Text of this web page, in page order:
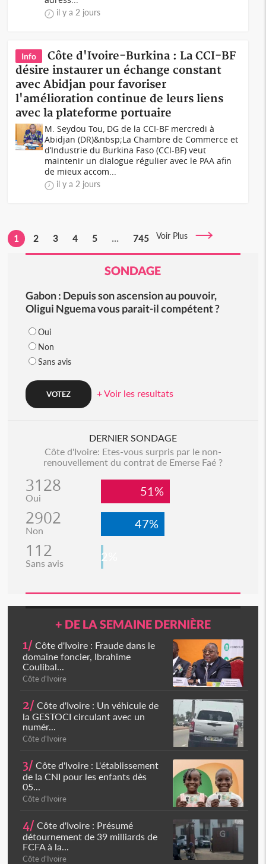
il y a 2 jours
Info
Côte d'Ivoire-Burkina : La CCI-BF
désire instaurer un échange constant
avec Abidjan pour favoriser
l'amélioration continue de leurs liens
avec la plateforme portuaire
M. Seydou Tou, DG de la CCI-BF mercredi à
Abidjan (DR)&nbsp;La Chambre de Commerce et
d’Industrie du Burkina Faso (CCI-BF) veut
maintenir un dialogue régulier avec le PAA afin
de mieux accom...
il y a 2 jours
1 2 3 4 5 ... 745 Voir Plus
SONDAGE
Gabon : Depuis son ascension au pouvoir,
Oligui Nguema vous parait-il compétent ?
Oui
Non
Sans avis
+ Voir les resultats
DERNIER SONDAGE
Côte d'Ivoire: Etes-vous surpris par le non-
renouvellement du contrat de Emerse Faé ?
3128
Oui 51%
2902
Non 47%
112
Sans avis 2%
+ DE LA SEMAINE DERNIÈRE
1/ Côte d'Ivoire : Fraude dans le
domaine foncier, Ibrahime
Coulibal...
Côte d'Ivoire
2/ Côte d'Ivoire : Un véhicule de
la GESTOCI circulant avec un
numér...
Côte d'Ivoire
3/ Côte d'Ivoire : L'établissement
de la CNI pour les enfants dès
05...
Côte d'Ivoire
4/ Côte d'Ivoire : Présumé
détournement de 39 milliards de
FCFA à la...
Côte d'Ivoire